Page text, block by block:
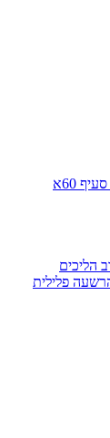
60א
הליכים
פלילית